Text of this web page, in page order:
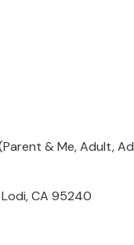
& Me, Adult,
CA 95240